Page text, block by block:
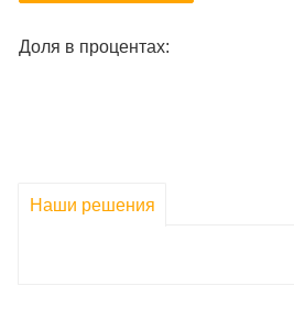
десяти лет. Мы
активами. Наш
Доля в процентах:
Наши решения